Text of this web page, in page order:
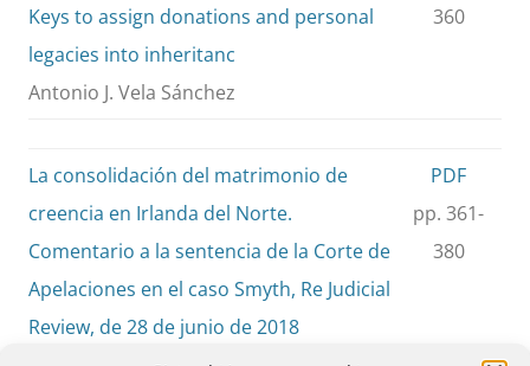
Keys to assign donations and personal
legacies into inheritanc
Antonio J. Vela Sánchez
360
La consolidación del matrimonio de
creencia en Irlanda del Norte.
Comentario a la sentencia de la Corte de
Apelaciones en el caso Smyth, Re Judicial
Review, de 28 de junio de 2018
PDF
pp. 361-
380